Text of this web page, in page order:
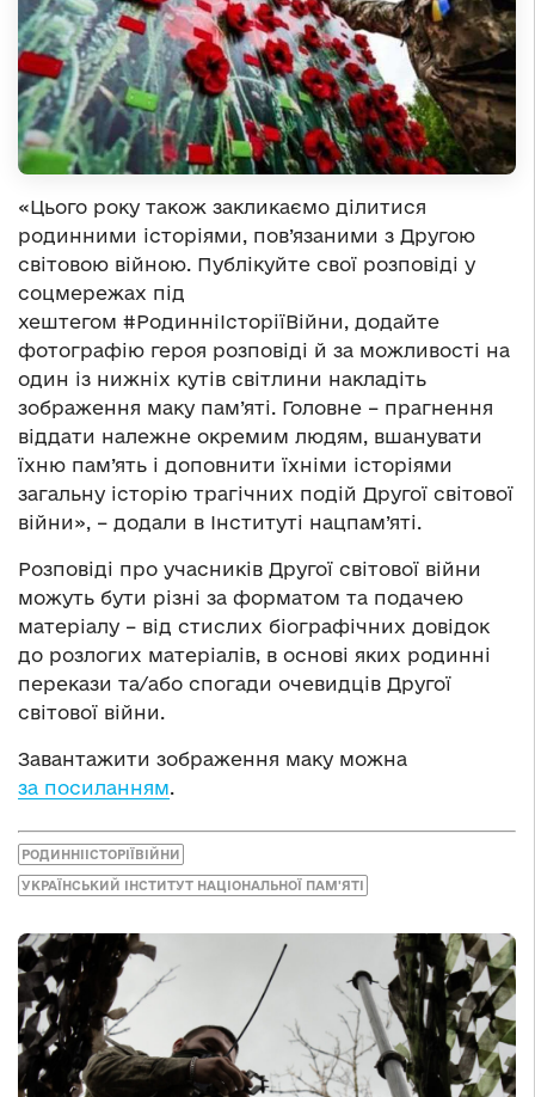
«Цього року також закликаємо ділитися
родинними історіями, пов’язаними з Другою
світовою війною. Публікуйте свої розповіді у
соцмережах під
хештегом #РодинніІсторіїВійни, додайте
фотографію героя розповіді й за можливості на
один із нижніх кутів світлини накладіть
зображення маку пам’яті. Головне – прагнення
віддати належне окремим людям, вшанувати
їхню пам’ять і доповнити їхніми історіями
загальну історію трагічних подій Другої світової
війни», – додали в Інституті нацпам’яті.
Розповіді про учасників Другої світової війни
можуть бути різні за форматом та подачею
матеріалу – від стислих біографічних довідок
до розлогих матеріалів, в основі яких родинні
перекази та/або спогади очевидців Другої
світової війни.
Завантажити зображення маку можна
за посиланням.
РОДИННІІСТОРІЇВІЙНИ
УКРАЇНСЬКИЙ ІНСТИТУТ НАЦІОНАЛЬНОЇ ПАМ'ЯТІ